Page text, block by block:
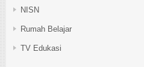
NISN
Rumah Belajar
TV Edukasi